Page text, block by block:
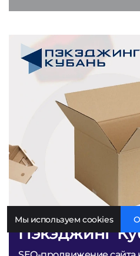
Пэкэджинг
Мы используем cookies